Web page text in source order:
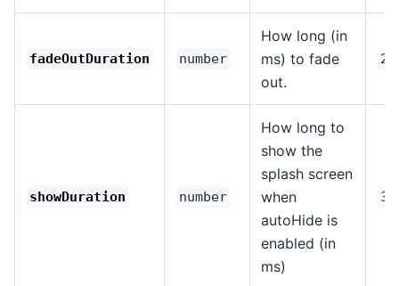
fadeOutDuration number
How long (in
ms) to fade
out.
showDuration number
How long to
show the
splash screen
when
autoHide is
enabled (in
ms)